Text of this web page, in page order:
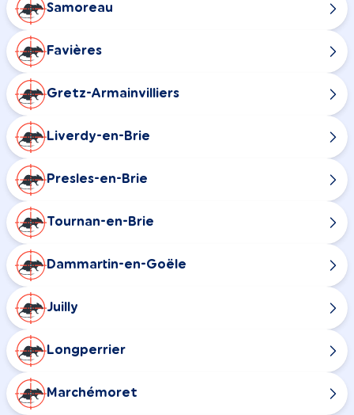
Samoreau
Favières
Gretz-Armainvilliers
Liverdy-en-Brie
Presles-en-Brie
Tournan-en-Brie
Dammartin-en-Goële
Juilly
Longperrier
Marchémoret